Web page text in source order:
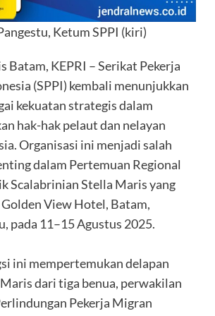
Ketum SPPI (kiri)
Batam, KEPRI – Serikat Pekerja
(SPPI) kembali menunjukkan
kekuatan strategis dalam
hak-hak pelaut dan nelayan
Organisasi ini menjadi salah
dalam Pertemuan Regional
Scalabrinian Stella Maris yang
View Hotel, Batam,
pada 11–15 Agustus 2025.
ini mempertemukan delapan
dari tiga benua, perwakilan
Pekerja Migran